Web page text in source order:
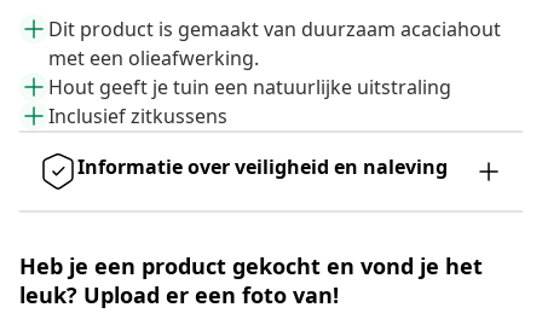
Dit product is gemaakt van duurzaam acaciahout
met een olieafwerking.
Hout geeft je tuin een natuurlijke uitstraling
Inclusief zitkussens
Informatie over veiligheid en naleving
Heb je een product gekocht en vond je het
leuk? Upload er een foto van!